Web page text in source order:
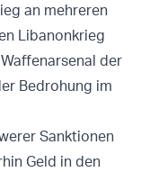
an mehreren
Libanonkrieg
der
Bedrohung im
Sanktionen
Geld in den